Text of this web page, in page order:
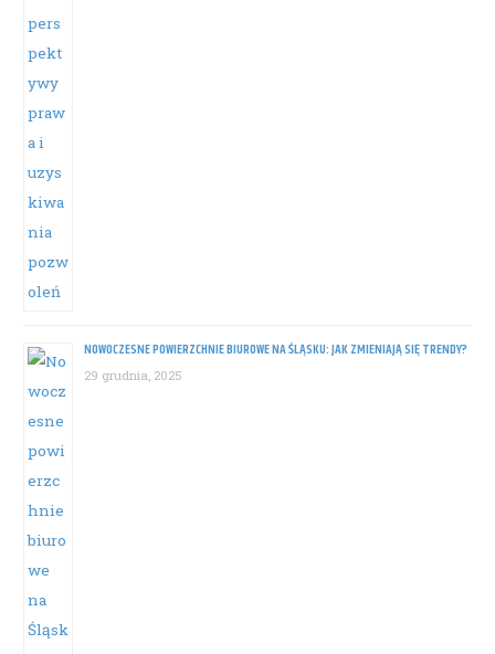
NOWOCZESNE POWIERZCHNIE BIUROWE NA ŚLĄSKU: JAK ZMIENIAJĄ SIĘ TRENDY?
29 grudnia, 2025